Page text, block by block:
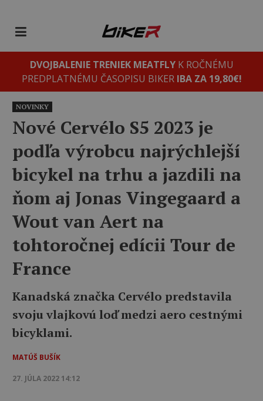
DVOJBALENIE TRENIEK MEATFLYK ROČNÉMU
PREDPLATNÉMU ČASOPISU BIKER IBA ZA 19,80€!
NOVINKY
Nové Cervélo S5 2023 je
podľa výrobcu najrýchlejší
bicykel na trhu a jazdili na
ňom aj Jonas Vingegaard a
Wout van Aert na
tohtoročnej edícii Tour de
France
Kanadská značka Cervélo predstavila
svoju vlajkovú loď medzi aero cestnými
bicyklami.
MATÚŠ BUŠÍK
27. JÚLA 2022 14:12